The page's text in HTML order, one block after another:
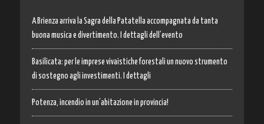
A Brienza arriva la Sagra della Patatella accompagnata da tanta
buona musica e divertimento. I dettagli dell’evento
Basilicata: per le imprese vivaistiche forestali un nuovo strumento
di sostegno agli investimenti. I dettagli
Potenza, incendio in un’abitazione in provincia!